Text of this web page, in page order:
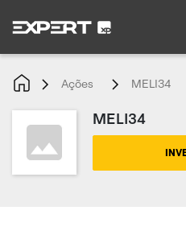
Ações MELI34
MELI34